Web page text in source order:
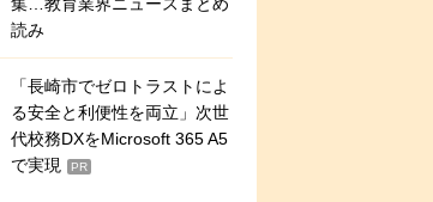
集…教育業界ニュースまとめ
読み
「長崎市でゼロトラストによ
る安全と利便性を両立」次世
代校務DXをMicrosoft 365 A5
で実現
PR